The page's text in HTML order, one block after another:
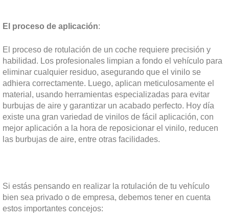
El proceso de aplicación:
El proceso de rotulación de un coche requiere precisión y
habilidad. Los profesionales limpian a fondo el vehículo para
eliminar cualquier residuo, asegurando que el vinilo se
adhiera correctamente. Luego, aplican meticulosamente el
material, usando herramientas especializadas para evitar
burbujas de aire y garantizar un acabado perfecto. Hoy día
existe una gran variedad de vinilos de fácil aplicación, con
mejor aplicación a la hora de reposicionar el vinilo, reducen
las burbujas de aire, entre otras facilidades.
Si estás pensando en realizar la rotulación de tu vehículo
bien sea privado o de empresa, debemos tener en cuenta
estos importantes concejos: